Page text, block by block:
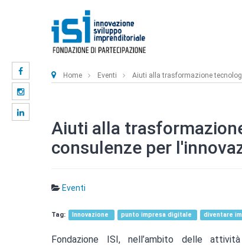
Home Eventi Aiuti alla trasformazione
Aiuti alla
consulenze per
Eventi
Innovazione punto impresa digitale diventare
Fondazione ISI, nell’ambito delle